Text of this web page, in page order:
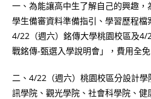
一、為能讓高中生了解自己的興趣
學生備審資料準備指引、學習歷程
4/22（週六）銘傳大學桃園校區及
戰銘傳-甄選入學說明會」，費用全免
二、4/22（週六）桃園校區分設計
訊學院、觀光學院、社會科學院、